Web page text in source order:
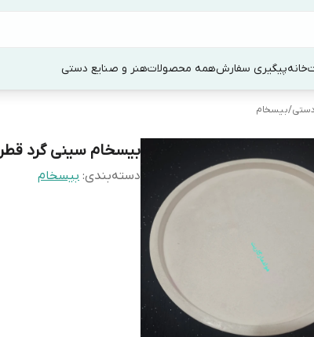
خانهپیگیری سفارشهمه محصولاتهنر و صنایع دستی
/بیسخام
بیسخام سینی گرد قطر ۲۷
دسته‌بندی: بیسخام